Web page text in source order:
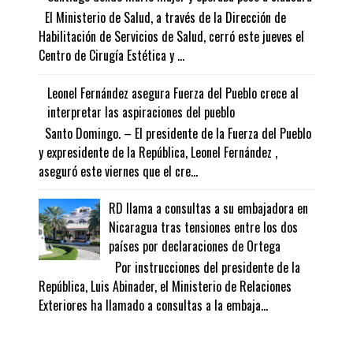
El Ministerio de Salud, a través de la Dirección de
Habilitación de Servicios de Salud, cerró este jueves el
Centro de Cirugía Estética y ...
Leonel Fernández asegura Fuerza del Pueblo crece al
interpretar las aspiraciones del pueblo
Santo Domingo. – El presidente de la Fuerza del Pueblo
y expresidente de la República, Leonel Fernández ,
aseguró este viernes que el cre...
RD llama a consultas a su embajadora en
Nicaragua tras tensiones entre los dos
países por declaraciones de Ortega
Por instrucciones del presidente de la
República, Luis Abinader, el Ministerio de Relaciones
Exteriores ha llamado a consultas a la embaja...